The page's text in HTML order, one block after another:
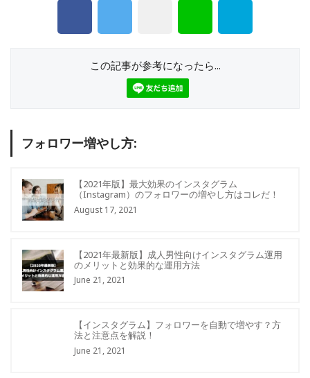
この記事が参考になったら...
フォロワー増やし方:
【2021年版】最大効果のインスタグラム
（Instagram）のフォロワーの増やし方はコレだ！
August 17, 2021
【2021年最新版】成人男性向けインスタグラム運用
のメリットと効果的な運用方法
June 21, 2021
【インスタグラム】フォロワーを自動で増やす？方
法と注意点を解説！
June 21, 2021